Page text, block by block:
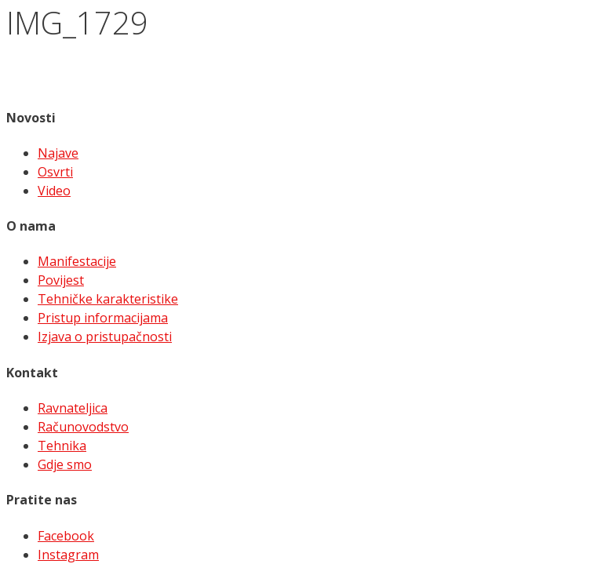
IMG_1729
Novosti
Najave
Osvrti
Video
O nama
Manifestacije
Povijest
Tehničke karakteristike
Pristup informacijama
Izjava o pristupačnosti
Kontakt
Ravnateljica
Računovodstvo
Tehnika
Gdje smo
Pratite nas
Facebook
Instagram